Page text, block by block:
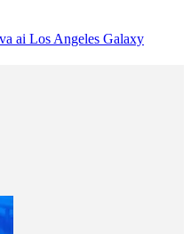
ai Los Angeles Galaxy